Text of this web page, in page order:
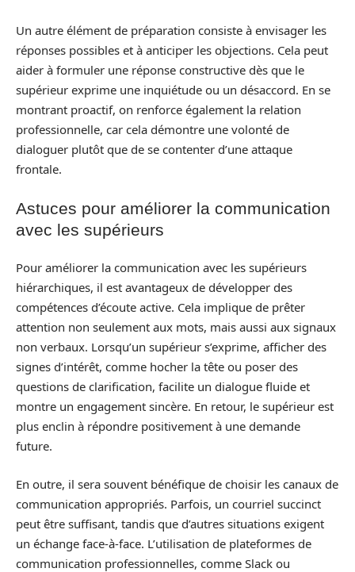
Un autre élément de préparation consiste à envisager les
réponses possibles et à anticiper les objections. Cela peut
aider à formuler une réponse constructive dès que le
supérieur exprime une inquiétude ou un désaccord. En se
montrant proactif, on renforce également la relation
professionnelle, car cela démontre une volonté de
dialoguer plutôt que de se contenter d’une attaque
frontale.
Astuces pour améliorer la communication
avec les supérieurs
Pour améliorer la communication avec les supérieurs
hiérarchiques, il est avantageux de développer des
compétences d’écoute active. Cela implique de prêter
attention non seulement aux mots, mais aussi aux signaux
non verbaux. Lorsqu’un supérieur s’exprime, afficher des
signes d’intérêt, comme hocher la tête ou poser des
questions de clarification, facilite un dialogue fluide et
montre un engagement sincère. En retour, le supérieur est
plus enclin à répondre positivement à une demande
future.
En outre, il sera souvent bénéfique de choisir les canaux de
communication appropriés. Parfois, un courriel succinct
peut être suffisant, tandis que d’autres situations exigent
un échange face-à-face. L’utilisation de plateformes de
communication professionnelles, comme Slack ou